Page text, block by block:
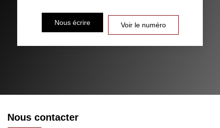
Nous écrire Voir le numéro
Nous contacter